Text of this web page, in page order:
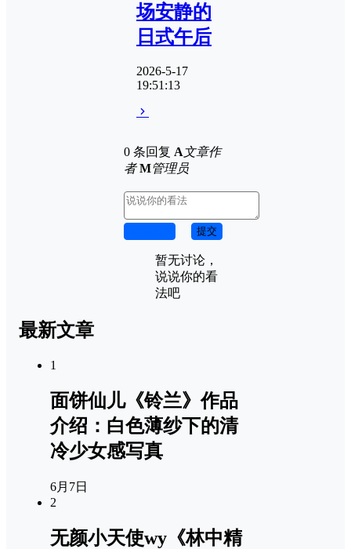
场安静的
日式午后
2026-5-17
19:51:13
0 条回复 A文章作
者 M管理员
提交
暂无讨论，
说说你的看
法吧
最新文章
1
面饼仙儿《铃兰》作品
介绍：白色薄纱下的清
冷少女感写真
6月7日
2
无颜小天使wy《林中精